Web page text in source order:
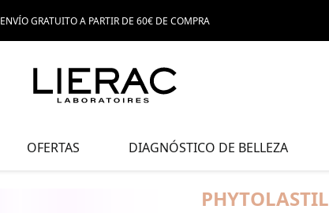
ENVÍO GRATUITO A PARTIR DE 60€ DE COMPRA
OFERTAS DIAGNÓSTICO DE BELLEZA
PHYTOLASTIL